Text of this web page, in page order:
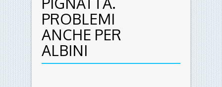
PROBLEMI
ANCHE PER
ALBINI